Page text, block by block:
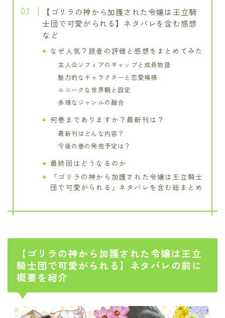
【ゴリラの神から加護された令嬢は王立騎
士団で可愛がられる】ネタバレを含む感想
など
なぜ人気？読者の評価と感想をまとめてみた
主人公ソフィアのギャップと成長物語
魅力的なキャラクターと恋愛模様
ユニークな世界観と設定
多様なジャンルの融合
何巻までありますか？最新刊は？
最新刊はどんな内容？
今後の巻の発売予定は？
最終回はどうなるのか
「ゴリラの神から加護された令嬢は王立騎士
団で可愛がられる」ネタバレを含む総まとめ
【ゴリラの神から加護された令嬢は王立
騎士団で可愛がられる】ネタバレの前に
概要を紹介